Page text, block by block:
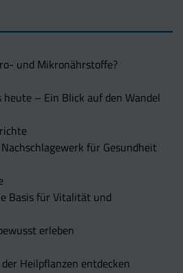
und Mikronährstoffe?
– Ein Blick auf den Wandel
für Gesundheit
Basis für Vitalität und
erleben
Heilpflanzen entdecken